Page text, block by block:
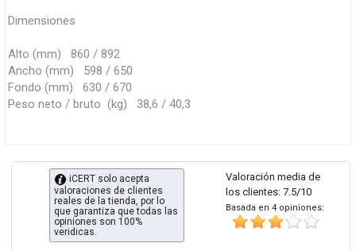
Dimensiones
Alto (mm) 860 / 892
Ancho (mm) 598 / 650
Fondo (mm) 630 / 670
Peso neto / bruto (kg) 38,6 / 40,3
Valoración media de
los clientes: 7.5/10
Basada en 4 opiniones:
iCERT solo acepta
valoraciones de clientes
reales de la tienda, por lo
que garantiza que todas las
opiniones son 100%
veridicas.